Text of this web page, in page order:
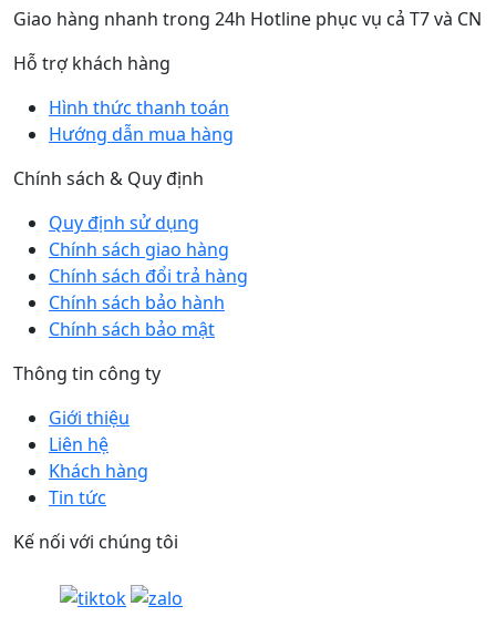
Giao hàng nhanh trong 24h Hotline phục vụ cả T7 và CN
Hỗ trợ khách hàng
Hình thức thanh toán
Hướng dẫn mua hàng
Chính sách & Quy định
Quy định sử dụng
Chính sách giao hàng
Chính sách đổi trả hàng
Chính sách bảo hành
Chính sách bảo mật
Thông tin công ty
Giới thiệu
Liên hệ
Khách hàng
Tin tức
Kế nối với chúng tôi